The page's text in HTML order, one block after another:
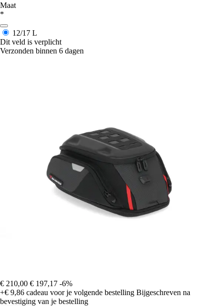
Maat
*
12/17 L
Dit veld is verplicht
Verzonden binnen 6 dagen
€ 210,00 € 197,17 -6%
+€ 9,86 cadeau voor je volgende bestelling Bijgeschreven na
bevestiging van je bestelling